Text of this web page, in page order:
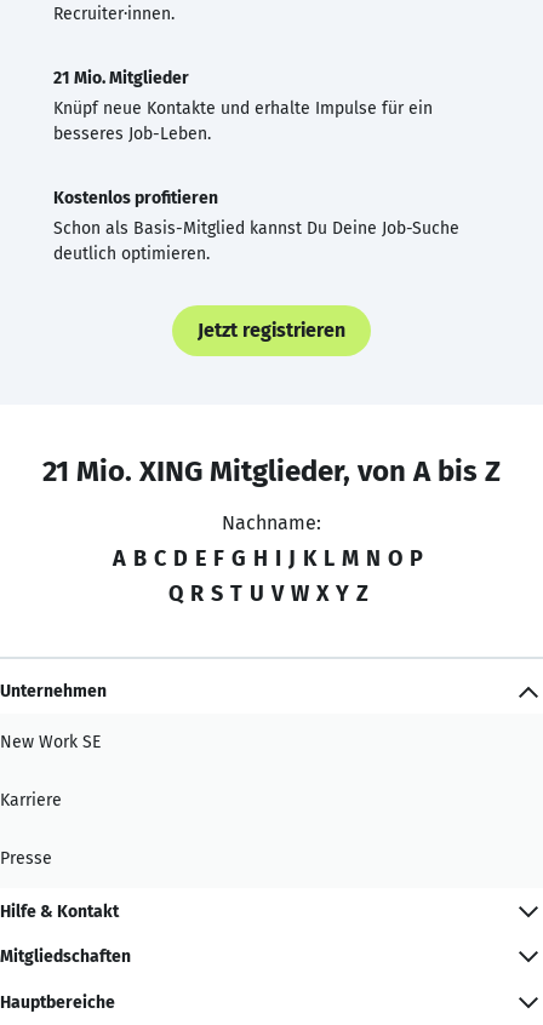
Recruiter·innen.
21 Mio. Mitglieder
Knüpf neue Kontakte und erhalte Impulse für ein
besseres Job-Leben.
Kostenlos profitieren
Schon als Basis-Mitglied kannst Du Deine Job-Suche
deutlich optimieren.
Jetzt registrieren
21 Mio. XING Mitglieder, von A bis Z
Nachname:
A B C D E F G H I J K L M N O P
Q R S T U V W X Y Z
Unternehmen
New Work SE
Karriere
Presse
Hilfe & Kontakt
Mitgliedschaften
Hauptbereiche